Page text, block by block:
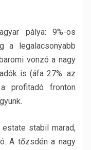
pálya: 9%-os
a legalacsonyabb
vonzó a nagy
is (áfa 27%: az
profitadó fronton
stabil marad,
A tőzsdén a nagy